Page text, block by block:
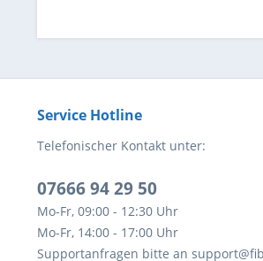
Service Hotline
Telefonischer Kontakt unter:
07666 94 29 50
Mo-Fr, 09:00 - 12:30 Uhr
Mo-Fr, 14:00 - 17:00 Uhr
Supportanfragen bitte an